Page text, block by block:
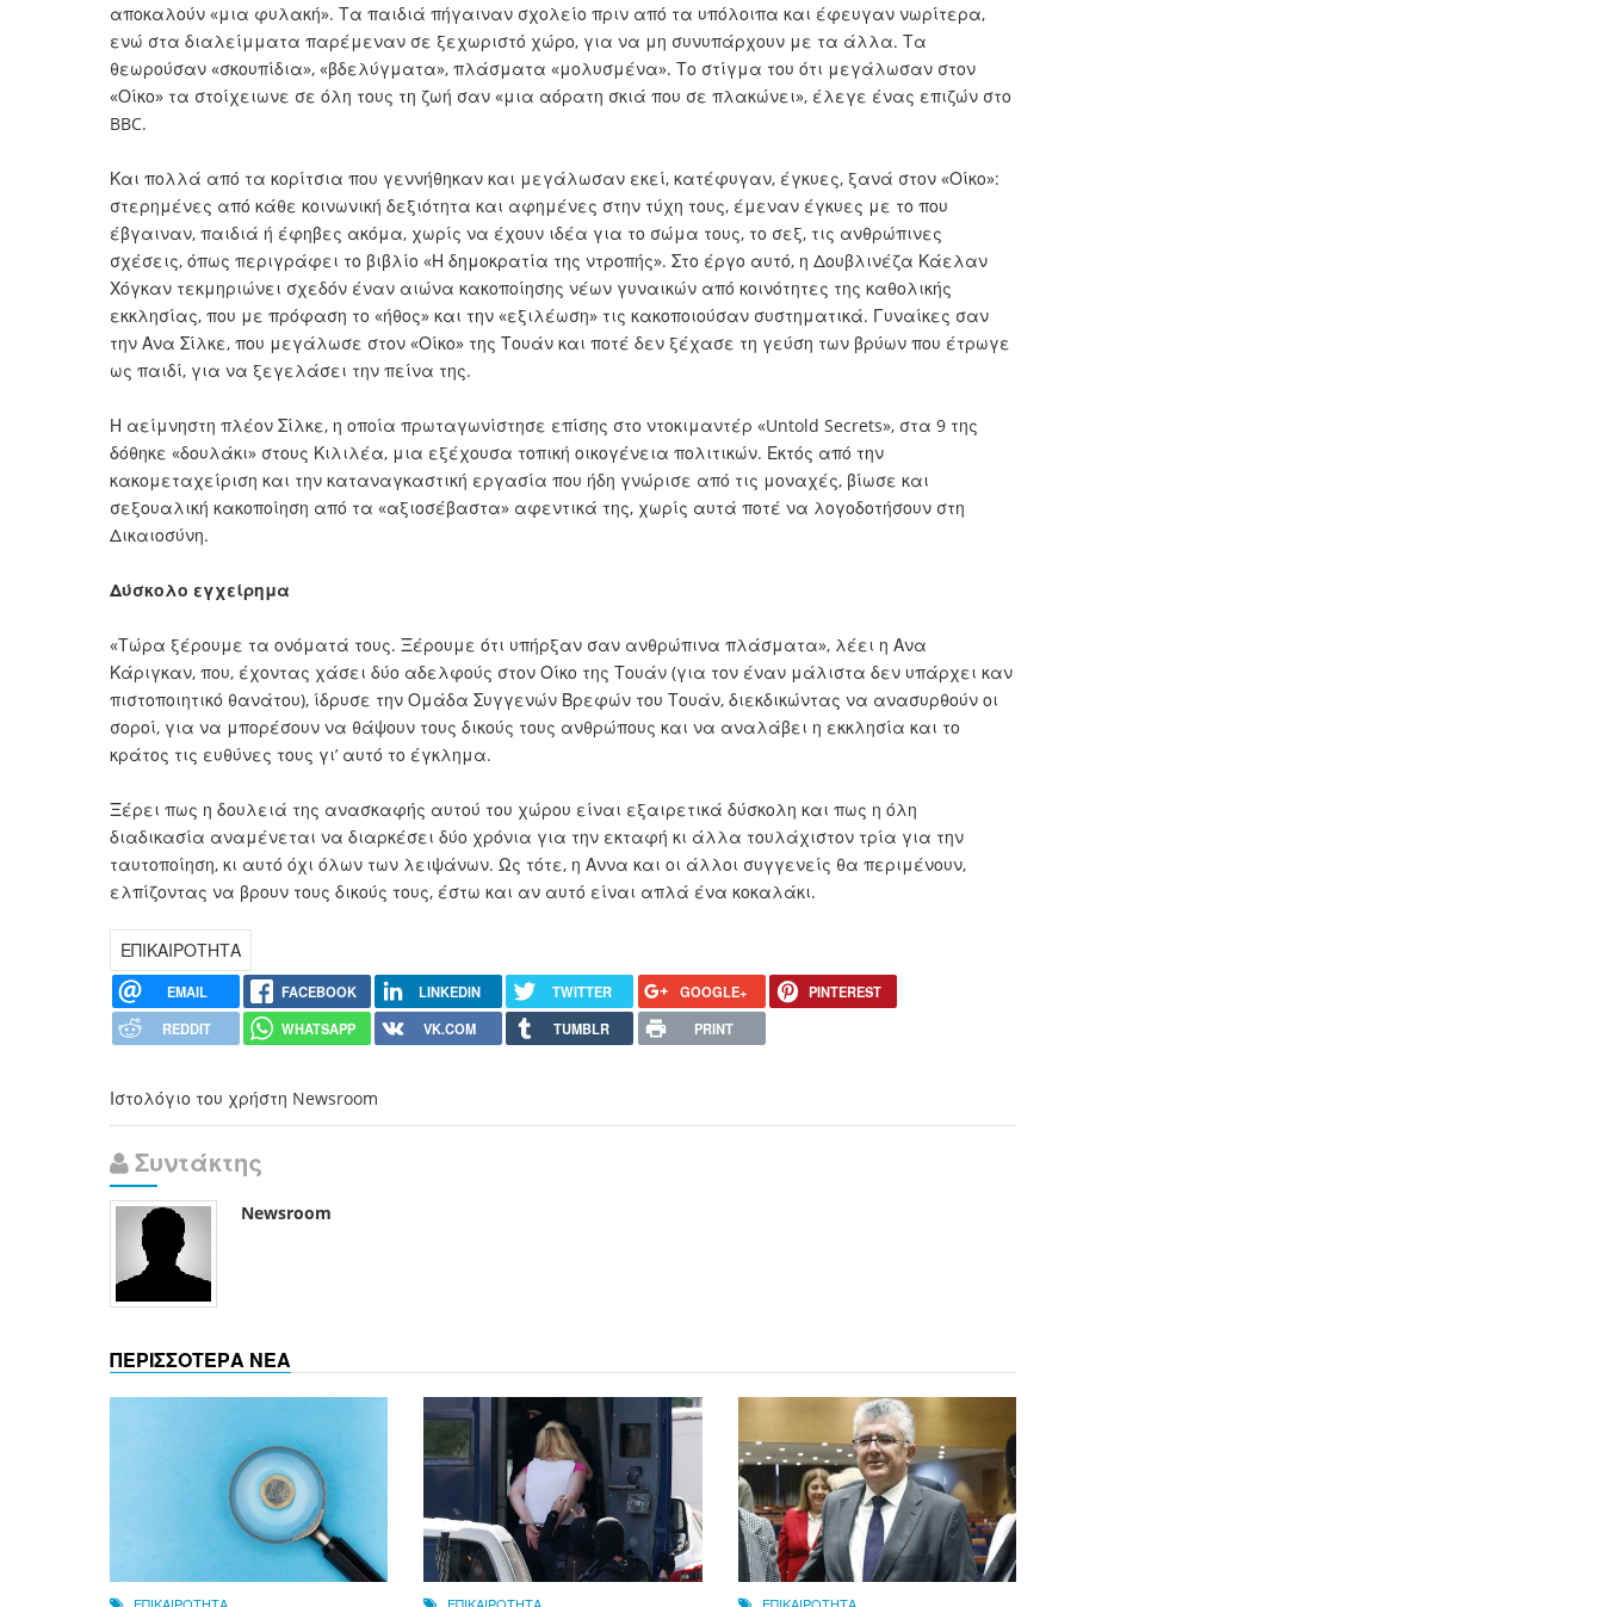
αποκαλούν «μια φυλακή». Τα παιδιά πήγαιναν σχολείο πριν από τα υπόλοιπα και έφευγαν νωρίτερα,
ενώ στα διαλείμματα παρέμεναν σε ξεχωριστό χώρο, για να μη συνυπάρχουν με τα άλλα. Τα
θεωρούσαν «σκουπίδια», «βδελύγματα», πλάσματα «μολυσμένα». Το στίγμα του ότι μεγάλωσαν στον
«Οίκο» τα στοίχειωνε σε όλη τους τη ζωή σαν «μια αόρατη σκιά που σε πλακώνει», έλεγε ένας επιζών στο
BBC.
Και πολλά από τα κορίτσια που γεννήθηκαν και μεγάλωσαν εκεί, κατέφυγαν, έγκυες, ξανά στον «Οίκο»:
στερημένες από κάθε κοινωνική δεξιότητα και αφημένες στην τύχη τους, έμεναν έγκυες με το που
έβγαιναν, παιδιά ή έφηβες ακόμα, χωρίς να έχουν ιδέα για το σώμα τους, το σεξ, τις ανθρώπινες
σχέσεις, όπως περιγράφει το βιβλίο «Η δημοκρατία της ντροπής». Στο έργο αυτό, η Δουβλινέζα Κάελαν
Χόγκαν τεκμηριώνει σχεδόν έναν αιώνα κακοποίησης νέων γυναικών από κοινότητες της καθολικής
εκκλησίας, που με πρόφαση το «ήθος» και την «εξιλέωση» τις κακοποιούσαν συστηματικά. Γυναίκες σαν
την Ανα Σίλκε, που μεγάλωσε στον «Οίκο» της Τουάν και ποτέ δεν ξέχασε τη γεύση των βρύων που έτρωγε
ως παιδί, για να ξεγελάσει την πείνα της.
Η αείμνηστη πλέον Σίλκε, η οποία πρωταγωνίστησε επίσης στο ντοκιμαντέρ «Untold Secrets», στα 9 της
δόθηκε «δουλάκι» στους Κιλιλέα, μια εξέχουσα τοπική οικογένεια πολιτικών. Εκτός από την
κακομεταχείριση και την καταναγκαστική εργασία που ήδη γνώρισε από τις μοναχές, βίωσε και
σεξουαλική κακοποίηση από τα «αξιοσέβαστα» αφεντικά της, χωρίς αυτά ποτέ να λογοδοτήσουν στη
Δικαιοσύνη.
Δύσκολο εγχείρημα
«Τώρα ξέρουμε τα ονόματά τους. Ξέρουμε ότι υπήρξαν σαν ανθρώπινα πλάσματα», λέει η Ανα
Κάριγκαν, που, έχοντας χάσει δύο αδελφούς στον Οίκο της Τουάν (για τον έναν μάλιστα δεν υπάρχει καν
πιστοποιητικό θανάτου), ίδρυσε την Ομάδα Συγγενών Βρεφών του Τουάν, διεκδικώντας να ανασυρθούν οι
σοροί, για να μπορέσουν να θάψουν τους δικούς τους ανθρώπους και να αναλάβει η εκκλησία και το
κράτος τις ευθύνες τους γι’ αυτό το έγκλημα.
Ξέρει πως η δουλειά της ανασκαφής αυτού του χώρου είναι εξαιρετικά δύσκολη και πως η όλη
διαδικασία αναμένεται να διαρκέσει δύο χρόνια για την εκταφή κι άλλα τουλάχιστον τρία για την
ταυτοποίηση, κι αυτό όχι όλων των λειψάνων. Ως τότε, η Αννα και οι άλλοι συγγενείς θα περιμένουν,
ελπίζοντας να βρουν τους δικούς τους, έστω και αν αυτό είναι απλά ένα κοκαλάκι.
ΕΠΙΚΑΙΡΟΤΗΤΑ
EMAIL FACEBOOK LINKEDIN TWITTER GOOGLE+
PINTEREST
REDDIT
WHATSAPP VK.COM TUMBLR PRINT
Ιστολόγιο του χρήστη Newsroom
Συντάκτης
Newsroom
ΠΕΡΙΣΣΟΤΕΡΑ ΝΕΑ